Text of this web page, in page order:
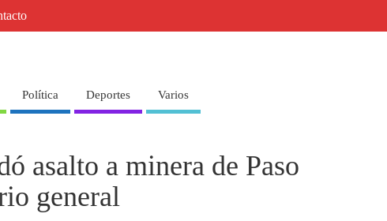
Política Deportes Varios
asalto a minera de Paso
general